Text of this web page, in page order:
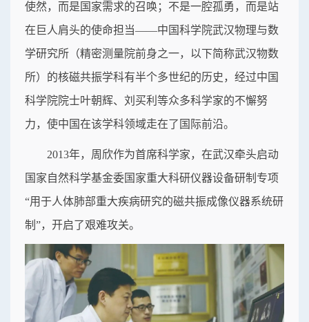
使然，而是国家需求的召唤；不是一腔孤勇，而是站
在巨人肩头的使命担当——中国科学院武汉物理与数
学研究所（精密测量院前身之一，以下简称武汉物数
所）的核磁共振学科有半个多世纪的历史，经过中国
科学院院士叶朝辉、刘买利等众多科学家的不懈努
力，使中国在该学科领域走在了国际前沿。
2013年，周欣作为首席科学家，在武汉牵头启动
国家自然科学基金委国家重大科研仪器设备研制专项
“用于人体肺部重大疾病研究的磁共振成像仪器系统研
制”，开启了艰难攻关。